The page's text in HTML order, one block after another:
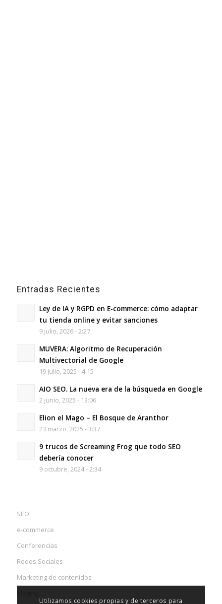
Entradas Recientes
Ley de IA y RGPD en E-commerce: cómo adaptar
tu tienda online y evitar sanciones
9 julio, 2026 - 2:27
MUVERA: Algoritmo de Recuperación
Multivectorial de Google
19 julio, 2025 - 4:15
AIO SEO. La nueva era de la búsqueda en Google
2 junio, 2025 - 13:06
Elion el Mago – El Bosque de Aranthor
23 marzo, 2025 - 3:37
9 trucos de Screaming Frog que todo SEO
debería conocer
9 octubre, 2024 - 2:34
SEO
e-commerce
Conferencias
Redes Sociales
Marketing de contenidos
Utilizamos cookies propias y de terceros para